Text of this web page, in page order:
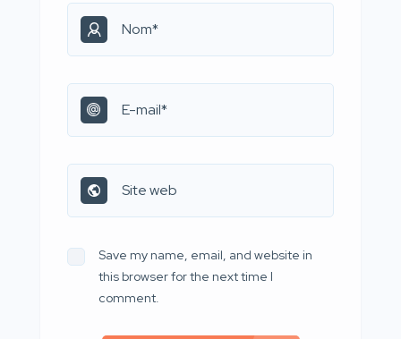
Save my name, email, and website in
this browser for the next time I
comment.